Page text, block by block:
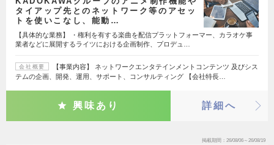
タイアップ先とのネットワーク等のアセッ
トを使いこなし、能動…
【具体的な業務】 ・権利を有する楽曲を配信プラットフォーマー、カラオケ事
業者などに展開するライツにおける企画制作、プロデュ…
会社概要
【事業内容】 ネットワークエンタテインメントコンテンツ 及びシス
テムの企画、開発、運用、サポート、コンサルティング 【会社特長…
興味あり 詳細へ
掲載期間 26/08/06～26/08/19